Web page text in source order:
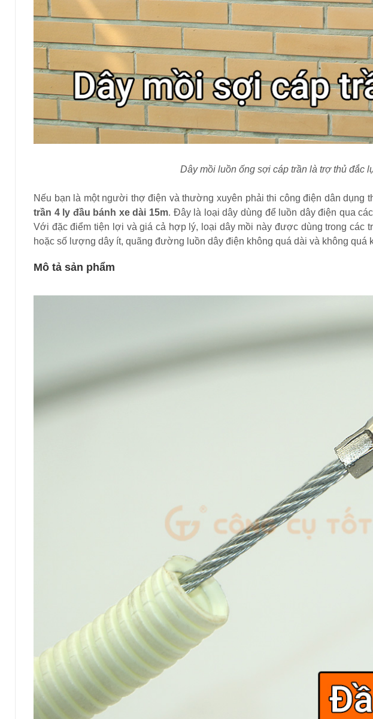
Dây mồi luồn ống sợi cáp trần là trợ thủ đắc
Nếu bạn là một người thợ điện và thường xuyên phải thi công điện dân dụng
trần 4 ly đầu bánh xe dài 15m. Đây là loại dây dùng để luồn dây điện qua
Với đặc điểm tiện lợi và giá cả hợp lý, loại dây mồi này được dùng trong
hoặc số lượng dây ít, quãng đường luồn dây điện không quá dài và không quá
Mô tả sản phẩm